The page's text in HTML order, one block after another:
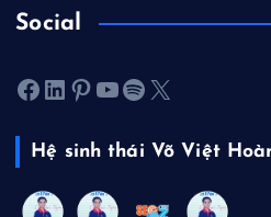
Social
Facebook LinkedIn Pinterest Youtube Spotify X
Hệ sinh thái Võ Việt